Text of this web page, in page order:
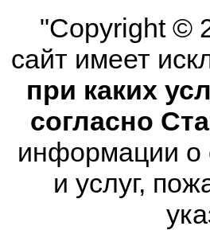
"Copyright ©
сайт имеет
при каких
согласно
информации о
и услуг,